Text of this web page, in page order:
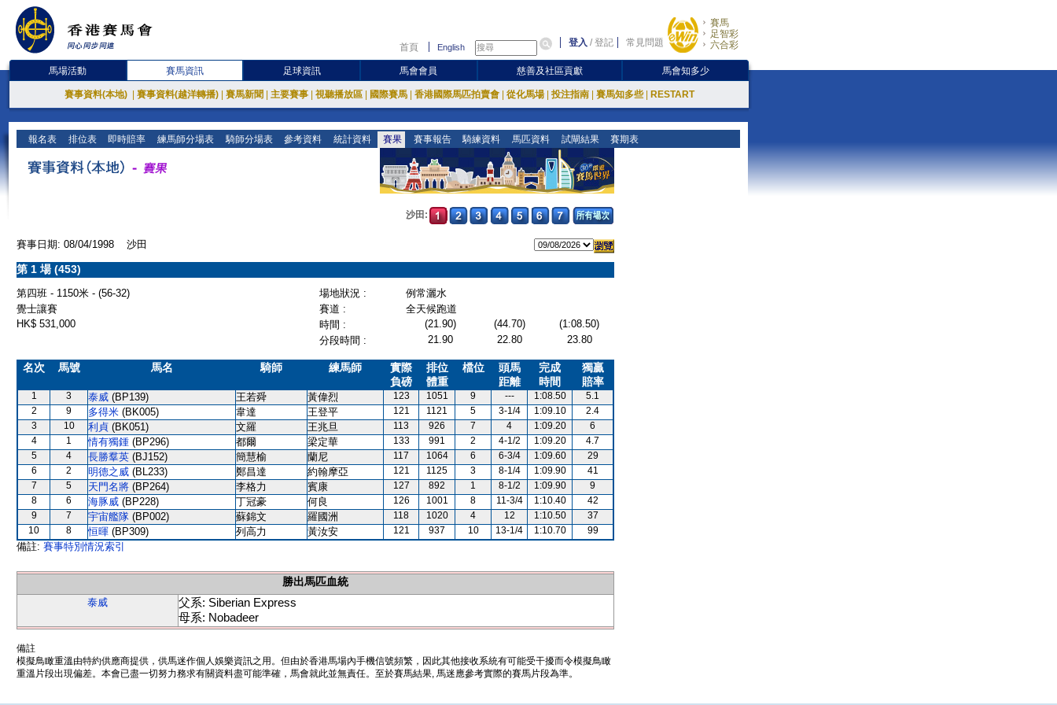
首頁 English 登入 /登記 常見問題
賽馬
足智彩
六合彩
馬場活動 賽馬資訊 足球資訊 馬會會員 慈善及社區貢獻 馬會知多少
賽事資料(本地) 賽事資料(越洋轉播) 賽馬新聞 主要賽事 視聽播放區 國際賽馬 香港國際馬匹拍賣會 從化馬場 投注指南 賽馬知多些 RESTART
報名表 排位表 即時賠率 練馬師分場表 騎師分場表 參考資料 統計資料 賽果 賽事報告 騎練資料 馬匹資料 試閘結果 賽期表
沙田:
賽事日期: 08/04/1998 沙田
第 1 場 (453)
第四班 - 1150米 - (56-32) 場地狀況 :
例常灑水
覺士讓賽
賽道 :
全天候跑道
HK$ 531,000
時間 : (21.90) (44.70)
(1:08.50)
分段時間 :
21.90 22.80 23.80
名次 馬號 馬名 騎師 練馬師
實際
負磅
排位
體重
檔位
頭馬
距離
完成
時間
獨贏
賠率
1 3 泰威 (BP139) 王若舜 黃偉烈 123 1051 9 --- 1:08.50
5.1
2
9 多得米 (BK005) 韋達 王登平 121 1121 5 3-1/4 1:09.10
2.4
3
10 利貞 (BK051) 文羅 王兆旦 113 926 7 4 1:09.20
6
4
1 情有獨鍾 (BP296) 都爾 梁定華 133 991 2 4-1/2 1:09.20
4.7
5
4 長勝羣英 (BJ152) 簡慧榆 蘭尼 117 1064 6 6-3/4 1:09.60
29
6
2 明德之威 (BL233) 鄭昌達 約翰摩亞 121 1125 3 8-1/4 1:09.90
41
7
5 天門名將 (BP264) 李格力 賓康 127 892 1 8-1/2 1:09.90
9
8
6 海豚威 (BP228) 丁冠豪 何良 126 1001 8 11-3/4 1:10.40
42
9
7 宇宙艦隊 (BP002) 蘇錦文 羅國洲 118 1020 4 12 1:10.50
37
10
8 恒暉 (BP309) 列高力 黃汝安 121 937 10 13-1/4 1:10.70 99
備註: 賽事特別情況索引
勝出馬匹血統
泰威
父系: Siberian Express
母系: Nobadeer
備註
模擬鳥瞰重溫由特約供應商提供，供馬迷作個人娛樂資訊之用。但由於香港馬場內手機信號頻繁，因此其他接收系統有可能受干擾而令模擬鳥瞰
重溫片段出現偏差。本會已盡一切努力務求有關資料盡可能準確，馬會就此並無責任。至於賽馬結果, 馬迷應參考實際的賽馬片段為準。